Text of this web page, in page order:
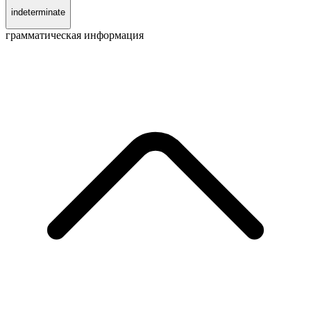
indeterminate
грамматическая информация